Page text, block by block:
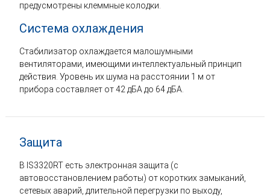
предусмотрены клеммные колодки.
Система охлаждения
Стабилизатор охлаждается малошумными
вентиляторами, имеющими интеллектуальный принцип
действия. Уровень их шума на расстоянии 1 м от
прибора составляет от 42 дБА до 64 дБА.
Защита
В IS3320RT есть электронная защита (с
автовосстановлением работы) от коротких замыканий,
сетевых аварий, длительной перегрузки по выходу,